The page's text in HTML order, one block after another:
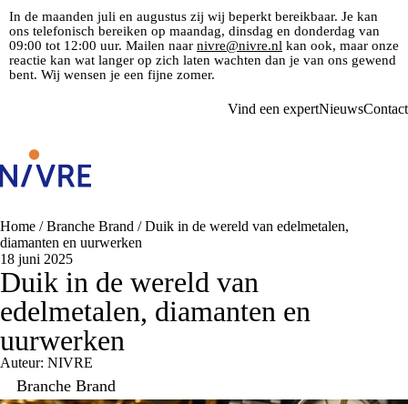
In de maanden juli en augustus zij wij beperkt bereikbaar. Je kan
ons telefonisch bereiken op maandag, dinsdag en donderdag van
09:00 tot 12:00 uur. Mailen naar nivre@nivre.nl kan ook, maar onze
reactie kan wat langer op zich laten wachten dan je van ons gewend
bent. Wij wensen je een fijne zomer.
Vind een expertNieuwsContact
Home /Branche Brand /Duik in de wereld van edelmetalen,
diamanten en uurwerken
18 juni 2025
Duik in de wereld van
edelmetalen, diamanten en
uurwerken
Auteur: NIVRE
Branche Brand